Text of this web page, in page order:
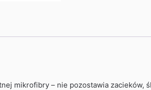
mikrofibry – nie pozostawia zacieków,